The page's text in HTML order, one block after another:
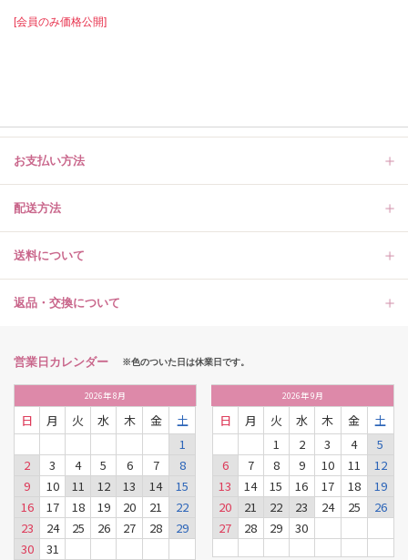
[会員のみ価格公開]
お支払い方法
配送方法
送料について
返品・交換について
営業日カレンダー ※色のついた日は休業日です。
2026年8月
日 月 火 水 木 金
土
1
2
3 4 5 6 7
8
9
10 11 12 13 14
15
16
17 18 19 20 21
22
23
24 25 26 27 28
29
30
31
2026年9月
日 月 火 水 木 金
土
1
2 3 4
5
6
7 8 9 10 11
12
13
14 15 16 17 18
19
20
21 22 23 24 25
26
27
28 29 30